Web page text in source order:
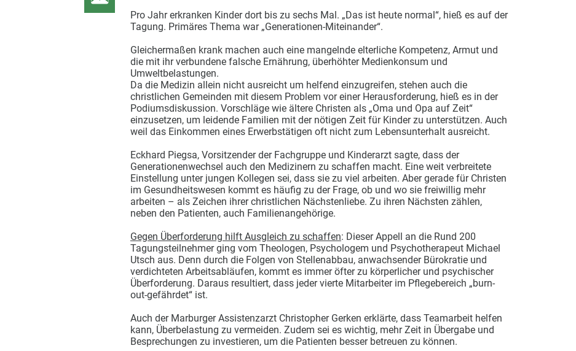
Pro Jahr erkranken Kinder dort bis zu sechs Mal. „Das ist heute normal“, hieß es auf der
Tagung. Primäres Thema war „Generationen-Miteinander“.
Gleichermaßen krank machen auch eine mangelnde elterliche Kompetenz, Armut und
die mit ihr verbundene falsche Ernährung, überhöhter Medienkonsum und
Umweltbelastungen.
Da die Medizin allein nicht ausreicht um helfend einzugreifen, stehen auch die
christlichen Gemeinden mit diesem Problem vor einer Herausforderung, hieß es in der
Podiumsdiskussion. Vorschläge wie ältere Christen als „Oma und Opa auf Zeit“
einzusetzen, um leidende Familien mit der nötigen Zeit für Kinder zu unterstützen. Auch
weil das Einkommen eines Erwerbstätigen oft nicht zum Lebensunterhalt ausreicht.
Eckhard Piegsa, Vorsitzender der Fachgruppe und Kinderarzt sagte, dass der
Generationenwechsel auch den Medizinern zu schaffen macht. Eine weit verbreitete
Einstellung unter jungen Kollegen sei, dass sie zu viel arbeiten. Aber gerade für Christen
im Gesundheitswesen kommt es häufig zu der Frage, ob und wo sie freiwillig mehr
arbeiten – als Zeichen ihrer christlichen Nächstenliebe. Zu ihren Nächsten zählen,
neben den Patienten, auch Familienangehörige.
Gegen Überforderung hilft Ausgleich zu schaffen: Dieser Appell an die Rund 200
Tagungsteilnehmer ging vom Theologen, Psychologem und Psychotherapeut Michael
Utsch aus. Denn durch die Folgen von Stellenabbau, anwachsender Bürokratie und
verdichteten Arbeitsabläufen, kommt es immer öfter zu körperlicher und psychischer
Überforderung. Daraus resultiert, dass jeder vierte Mitarbeiter im Pflegebereich „burn-
out-gefährdet“ ist.
Auch der Marburger Assistenzarzt Christopher Gerken erklärte, dass Teamarbeit helfen
kann, Überbelastung zu vermeiden. Zudem sei es wichtig, mehr Zeit in Übergabe und
Besprechungen zu investieren, um die Patienten besser betreuen zu können.